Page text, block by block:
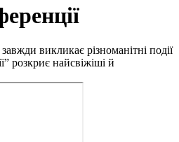
викликає різноманітні події
розкриє найсвіжіші й